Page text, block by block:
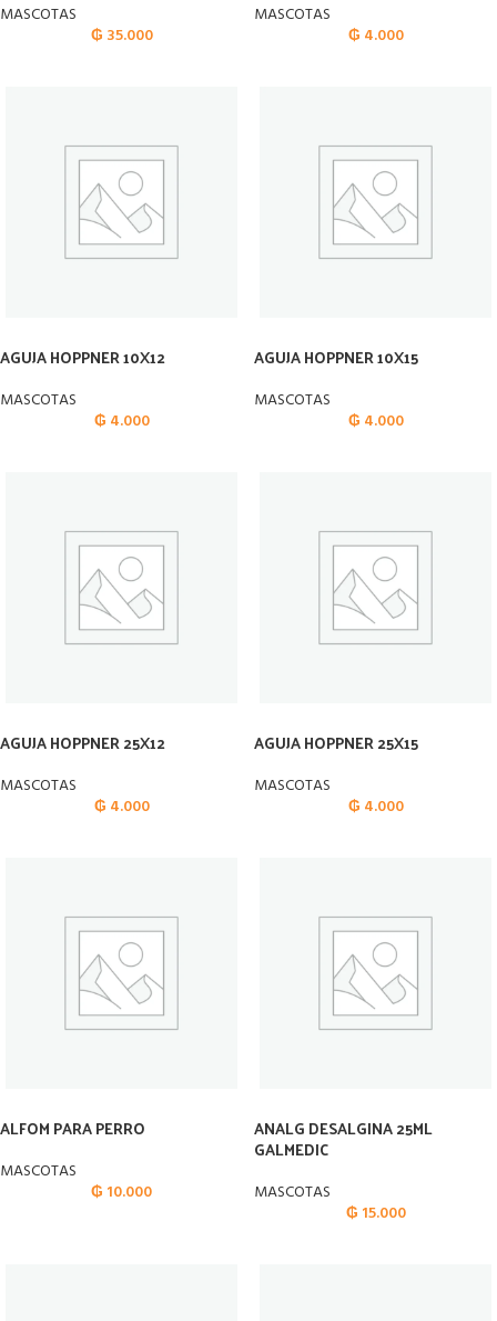
MASCOTAS
₲ 35.000
MASCOTAS
₲ 4.000
AGUJA HOPPNER 10X12
MASCOTAS
₲ 4.000
AGUJA HOPPNER 10X15
MASCOTAS
₲ 4.000
AGUJA HOPPNER 25X12
MASCOTAS
₲ 4.000
AGUJA HOPPNER 25X15
MASCOTAS
₲ 4.000
ALFOM PARA PERRO
MASCOTAS
₲ 10.000
ANALG DESALGINA 25ML
GALMEDIC
MASCOTAS
₲ 15.000